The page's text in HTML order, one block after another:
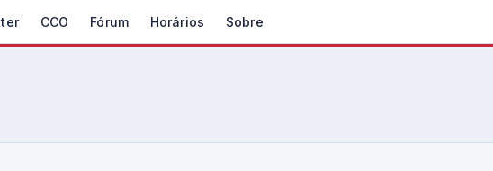
CCO Fórum Horários Sobre